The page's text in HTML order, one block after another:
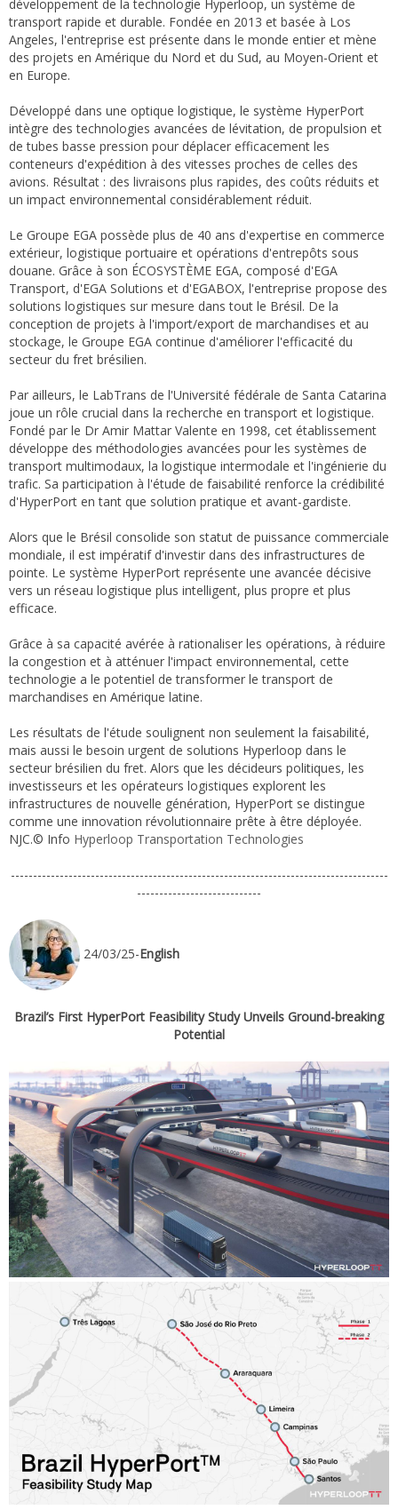
développement de la technologie Hyperloop, un système de
transport rapide et durable. Fondée en 2013 et basée à Los
Angeles, l'entreprise est présente dans le monde entier et mène
des projets en Amérique du Nord et du Sud, au Moyen-Orient et
en Europe.
Développé dans une optique logistique, le système HyperPort
intègre des technologies avancées de lévitation, de propulsion et
de tubes basse pression pour déplacer efficacement les
conteneurs d'expédition à des vitesses proches de celles des
avions. Résultat : des livraisons plus rapides, des coûts réduits et
un impact environnemental considérablement réduit.
Le Groupe EGA possède plus de 40 ans d'expertise en commerce
extérieur, logistique portuaire et opérations d'entrepôts sous
douane. Grâce à son ÉCOSYSTÈME EGA, composé d'EGA
Transport, d'EGA Solutions et d'EGABOX, l'entreprise propose des
solutions logistiques sur mesure dans tout le Brésil. De la
conception de projets à l'import/export de marchandises et au
stockage, le Groupe EGA continue d'améliorer l'efficacité du
secteur du fret brésilien.
Par ailleurs, le LabTrans de l'Université fédérale de Santa Catarina
joue un rôle crucial dans la recherche en transport et logistique.
Fondé par le Dr Amir Mattar Valente en 1998, cet établissement
développe des méthodologies avancées pour les systèmes de
transport multimodaux, la logistique intermodale et l'ingénierie du
trafic. Sa participation à l'étude de faisabilité renforce la crédibilité
d'HyperPort en tant que solution pratique et avant-gardiste.
Alors que le Brésil consolide son statut de puissance commerciale
mondiale, il est impératif d'investir dans des infrastructures de
pointe. Le système HyperPort représente une avancée décisive
vers un réseau logistique plus intelligent, plus propre et plus
efficace.
Grâce à sa capacité avérée à rationaliser les opérations, à réduire
la congestion et à atténuer l'impact environnemental, cette
technologie a le potentiel de transformer le transport de
marchandises en Amérique latine.
Les résultats de l'étude soulignent non seulement la faisabilité,
mais aussi le besoin urgent de solutions Hyperloop dans le
secteur brésilien du fret. Alors que les décideurs politiques, les
investisseurs et les opérateurs logistiques explorent les
infrastructures de nouvelle génération, HyperPort se distingue
comme une innovation révolutionnaire prête à être déployée.
NJC.© Info Hyperloop Transportation Technologies
-------------------------------------------------------------------------------------
----------------------------
24/03/25-English
Brazil’s First HyperPort Feasibility Study Unveils Ground-breaking
Potential